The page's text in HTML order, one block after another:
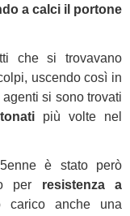
a calci il portone
che si trovavano
uscendo così in
si sono trovati
più volte nel
è stato però
per resistenza a
anche una